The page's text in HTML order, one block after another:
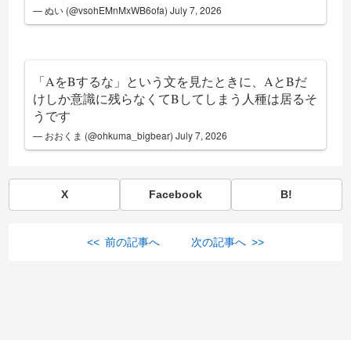
— ぬい (@vsohEMnMxWB6ofa)July 7, 2026
「AをBするな」という文を見たときに、AとBだ
けしか意識に残らなくてBしてしまう人種は居るそ
うです
— おおくま (@ohkuma_bigbear)July 7, 2026
X Facebook B!
<< 前の記事へ 次の記事へ >>